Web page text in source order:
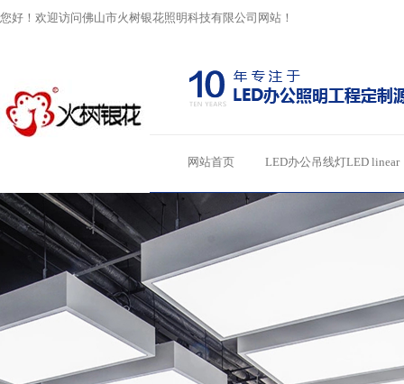
您好！欢迎访问佛山市火树银花照明科技有限公司网站！
网站首页 LED办公吊线灯LED linear